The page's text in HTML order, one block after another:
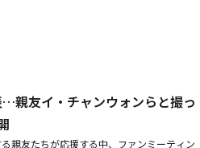
親友イ・チャンウォンらと撮っ
親友たちが応援する中、ファンミーティン